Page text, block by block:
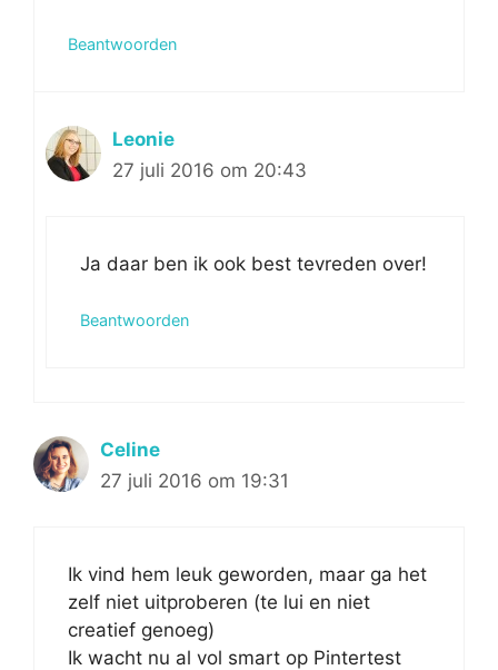
Beantwoorden
Leonie
27 juli 2016 om 20:43
Ja daar ben ik ook best tevreden over!
Beantwoorden
Celine
27 juli 2016 om 19:31
Ik vind hem leuk geworden, maar ga het
zelf niet uitproberen (te lui en niet
creatief genoeg)
Ik wacht nu al vol smart op Pintertest